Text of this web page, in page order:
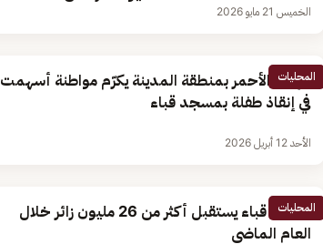
الخميس 21 مايو 2026
المحليات
الهلال الأحمر بمنطقة المدينة يكرّم مواطنة أسهمت
في إنقاذ طفلة بمسجد قباء
الأحد 12 أبريل 2026
المحليات
مسجد قباء يستقبل أكثر من 26 مليون زائر خلال
العام الماضي